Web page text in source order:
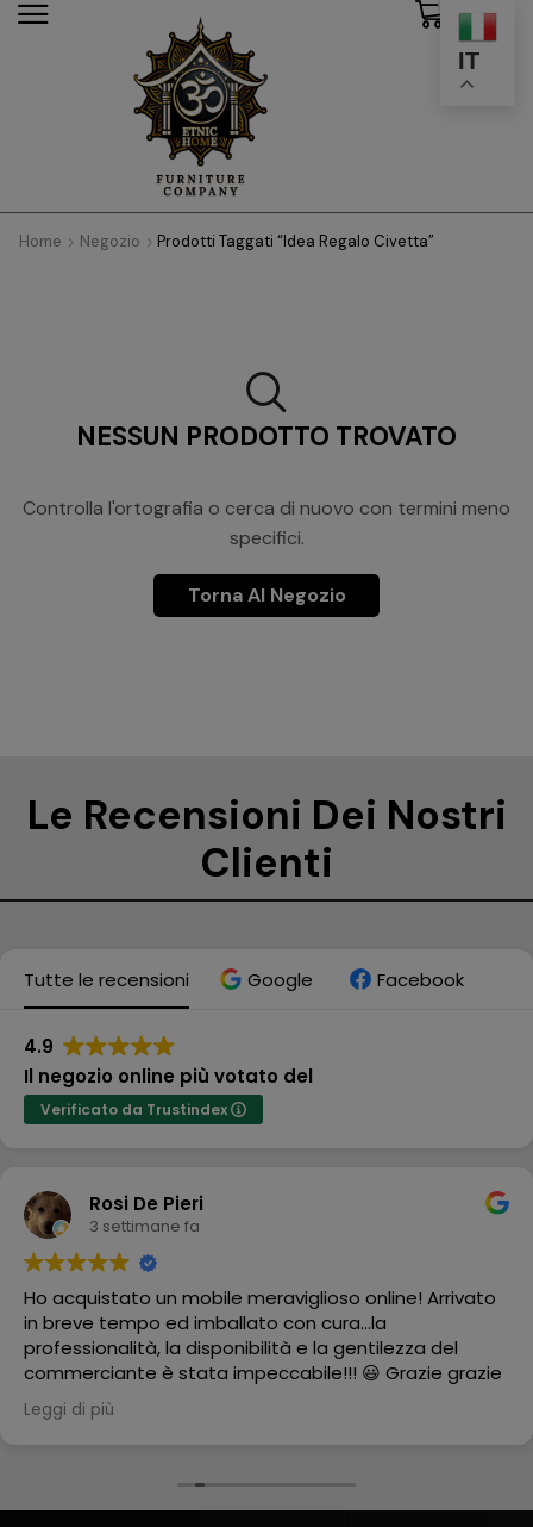
IT
Home Negozio Prodotti Taggati “idea Regalo Civetta”
NESSUN PRODOTTO TROVATO
Controlla l'ortografia o cerca di nuovo con termini meno
specifici.
Torna Al Negozio
Le Recensioni Dei Nostri
Clienti
Tutte le recensioni Google Facebook
4.9
Il negozio online più votato del
Verificato da Trustindex
Rosi De Pieri
3 settimane fa
Ho acquistato un mobile meraviglioso online! Arrivato
in breve tempo ed imballato con cura...la
professionalità, la disponibilità e la gentilezza del
commerciante è stata impeccabile!!! 😃 Grazie grazie
grazie
Leggi di più